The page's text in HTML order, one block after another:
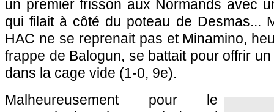
un premier frisson aux Normands avec
qui filait à côté du poteau de Desmas...
HAC ne se reprenait pas et Minamino,
frappe de Balogun, se battait pour offrir
dans la cage vide (1-0, 9e).
Malheureusement pour le